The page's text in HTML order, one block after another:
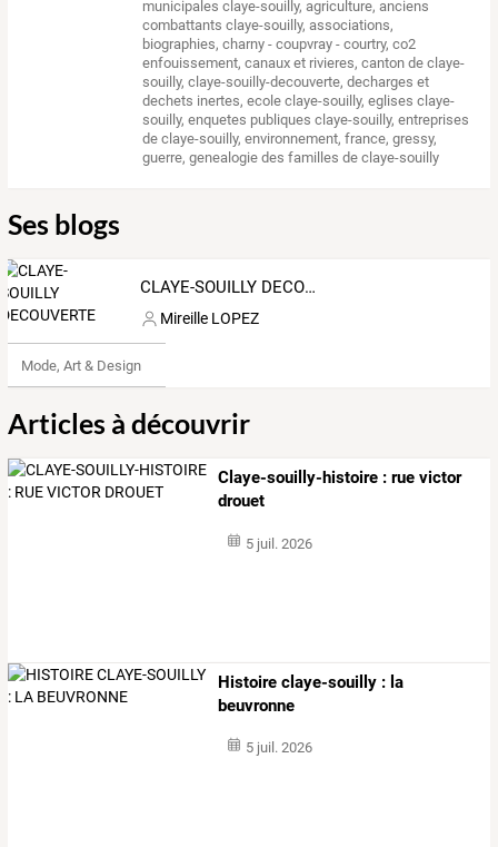
municipales claye-souilly,agriculture,anciens
combattants claye-souilly,associations,
biographies,charny - coupvray - courtry,co2
enfouissement,canaux et rivieres,canton de claye-
souilly,claye-souilly-decouverte,decharges et
dechets inertes,ecole claye-souilly,eglises claye-
souilly,enquetes publiques claye-souilly,entreprises
de claye-souilly,environnement,france,gressy,
guerre,genealogie des familles de claye-souilly
Ses blogs
CLAYE-SOUILLY DECOUVERTE
Mireille LOPEZ
Mode, Art & Design
Articles à découvrir
Claye-souilly-histoire : rue victor
drouet
5 juil. 2026
Histoire claye-souilly : la
beuvronne
5 juil. 2026